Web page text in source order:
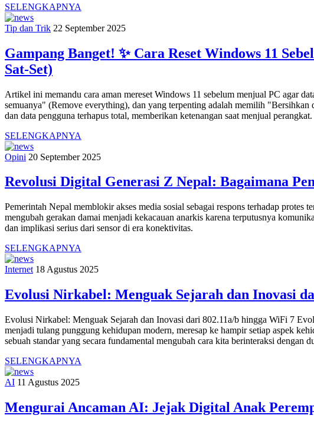
SELENGKAPNYA
Tip dan Trik 22 September 2025
Gampang Banget! ✨ Cara Reset Windows 11
Sat-Set)
Artikel ini memandu cara aman mereset Windows 11 sebelum menjual PC agar
semuanya" (Remove everything), dan yang terpenting adalah memilih
dan data pengguna terhapus total, memberikan ketenangan saat menjual perangkat.
SELENGKAPNYA
Opini 20 September 2025
Revolusi Digital Generasi Z Nepal: Bagaimana
Pemerintah Nepal memblokir akses media sosial sebagai respons terhadap
mengubah gerakan damai menjadi kekacauan anarkis karena terputusnya
dan implikasi serius dari sensor di era konektivitas.
SELENGKAPNYA
Internet 18 Agustus 2025
Evolusi Nirkabel: Menguak Sejarah dan Inovasi
Evolusi Nirkabel: Menguak Sejarah dan Inovasi dari 802.11a/b hingga WiFi 7
menjadi tulang punggung kehidupan modern, meresap ke hampir setiap aspek
sebuah standar yang secara fundamental mengubah cara kita berinteraksi dengan
SELENGKAPNYA
AI 11 Agustus 2025
Mengurai Ancaman AI: Jejak Digital Anak